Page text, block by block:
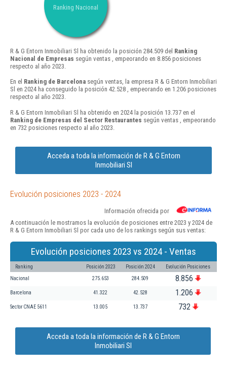
Ranking Nacional
R & G Entorn Inmobiliari Sl ha obtenido la posición 284.509 del Ranking
Nacional de Empresas según ventas , empeorando en 8.856 posiciones
respecto al año 2023.
En el Ranking de Barcelona según ventas, la empresa R & G Entorn Inmobiliari
Sl en 2024 ha conseguido la posición 42.528 , empeorando en 1.206 posiciones
respecto al año 2023.
R & G Entorn Inmobiliari Sl ha obtenido en 2024 la posición 13.737 en el
Ranking de Empresas del Sector Restaurantes según ventas , empeorando
en 732 posiciones respecto al año 2023.
Acceda a toda la información de R & G Entorn
Inmobiliari Sl
Evolución posiciones 2023 - 2024
Información ofrecida por
A continuación le mostramos la evolución de posiciones entre 2023 y 2024 de
R & G Entorn Inmobiliari Sl por cada uno de los rankings según sus ventas:
Evolución posiciones 2023 vs 2024 - Ventas
Ranking Posición 2023 Posición 2024 Evolución Posiciones
Nacional 275.653 284.509 8.856
Barcelona 41.322 42.528 1.206
Sector CNAE 5611 13.005 13.737 732
Acceda a toda la información de R & G Entorn
Inmobiliari Sl